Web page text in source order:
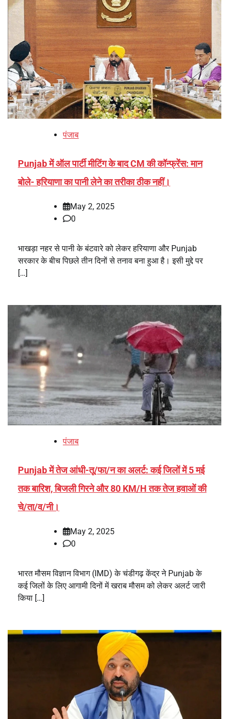
पंजाब
Punjab में ऑल पार्टी मीटिंग के बाद CM की कॉन्फ्रेंस: मान
बोले- हरियाणा का पानी लेने का तरीका ठीक नहीं।
May 2, 2025
0
भाखड़ा नहर से पानी के बंटवारे को लेकर हरियाणा और Punjab
सरकार के बीच पिछले तीन दिनों से तनाव बना हुआ है। इसी मुद्दे पर
[…]
पंजाब
Punjab में तेज आंधी-तू/फा/न का अलर्ट: कई जिलों में 5 मई
तक बारिश, बिजली गिरने और 80 KM/H तक तेज हवाओं की
चे/ता/व/नी।
May 2, 2025
0
भारत मौसम विज्ञान विभाग (IMD) के चंडीगढ़ केंद्र ने Punjab के
कई जिलों के लिए आगामी दिनों में खराब मौसम को लेकर अलर्ट जारी
किया […]